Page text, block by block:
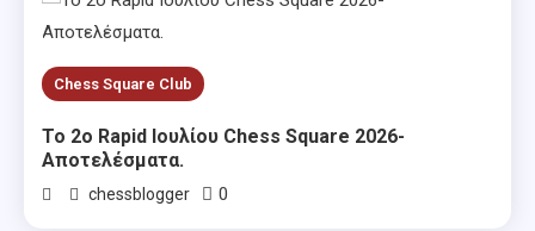
Chess Square Club
Το 2ο Rapid Ιουλίου Chess Square 2026-
Αποτελέσματα.
chessblogger 0